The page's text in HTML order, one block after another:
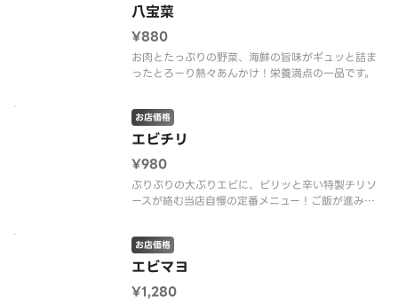
八宝菜
¥880
お肉とたっぷりの野菜、海鮮の旨味がギュッと詰ま
ったとろーり熱々あんかけ！栄養満点の一品です。
エビチリ
お店価格
¥980
ぷりぷりの大ぶりエビに、ピリッと辛い特製チリソ
ースが絡む当店自慢の定番メニュー！ご飯が進みま
エビマヨ
お店価格
¥1,280